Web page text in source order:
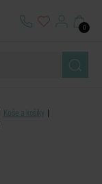
0
Koše a košíky